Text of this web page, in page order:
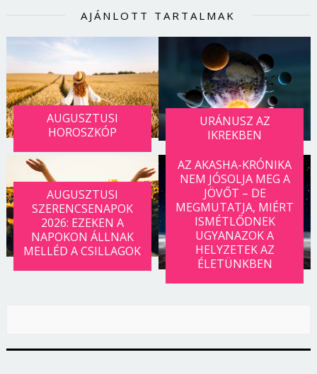
AJÁNLOTT TARTALMAK
AUGUSZTUSI
HOROSZKÓP
URÁNUSZ AZ
IKREKBEN
AUGUSZTUSI
SZERENCSENAPOK
2026: EZEKEN A
NAPOKON ÁLLNAK
MELLÉD A CSILLAGOK
AZ AKASHA-KRÓNIKA
NEM JÓSOLJA MEG A
JÖVŐT – DE
MEGMUTATJA, MIÉRT
ISMÉTLŐDNEK
UGYANAZOK A
HELYZETEK AZ
ÉLETÜNKBEN